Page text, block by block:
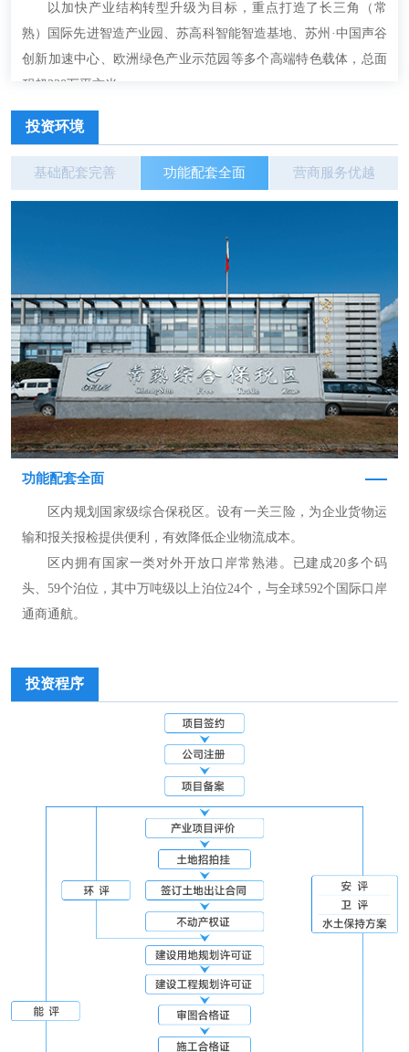
以加快产业结构转型升级为目标，重点打造了长三角（常
熟）国际先进智造产业园、苏高科智能智造基地、苏州·中国声谷
创新加速中心、欧洲绿色产业示范园等多个高端特色载体，总面
积超220万平方米。
投资环境
基础配套完善 功能配套全面 营商服务优越
功能配套全面
区内规划国家级综合保税区。设有一关三险，为企业货物运
输和报关报检提供便利，有效降低企业物流成本。
区内拥有国家一类对外开放口岸常熟港。已建成20多个码
头、59个泊位，其中万吨级以上泊位24个，与全球592个国际口岸
通商通航。
投资程序